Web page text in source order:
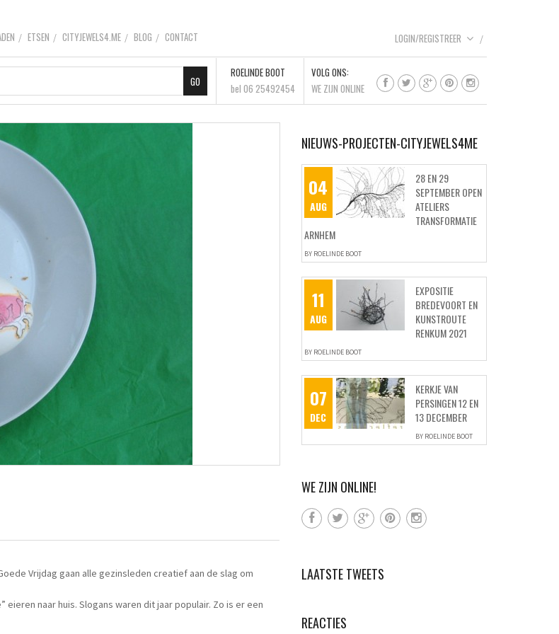
LOGIN/REGISTREER
ETSEN CITYJEWELS4.ME BLOG CONTACT
ROELINDE BOOT
bel 06 25492454
VOLG ONS:
WE ZIJN ONLINE
Vrijdag gaan alle gezinsleden creatief aan de slag om
naar huis. Slogans waren dit jaar populair. Zo is er een
NIEUWS-PROJECTEN-CITYJEWELS4ME
04
AUG
28 EN 29
SEPTEMBER OPEN
ATELIERS
TRANSFORMATIE
ARNHEM
BY ROELINDE BOOT
11
AUG
EXPOSITIE
BREDEVOORT EN
KUNSTROUTE
RENKUM 2021
BY ROELINDE BOOT
07
DEC
KERKJE VAN
PERSINGEN 12 EN
13 DECEMBER
BY ROELINDE BOOT
WE ZIJN ONLINE!
LAATSTE TWEETS
REACTIES